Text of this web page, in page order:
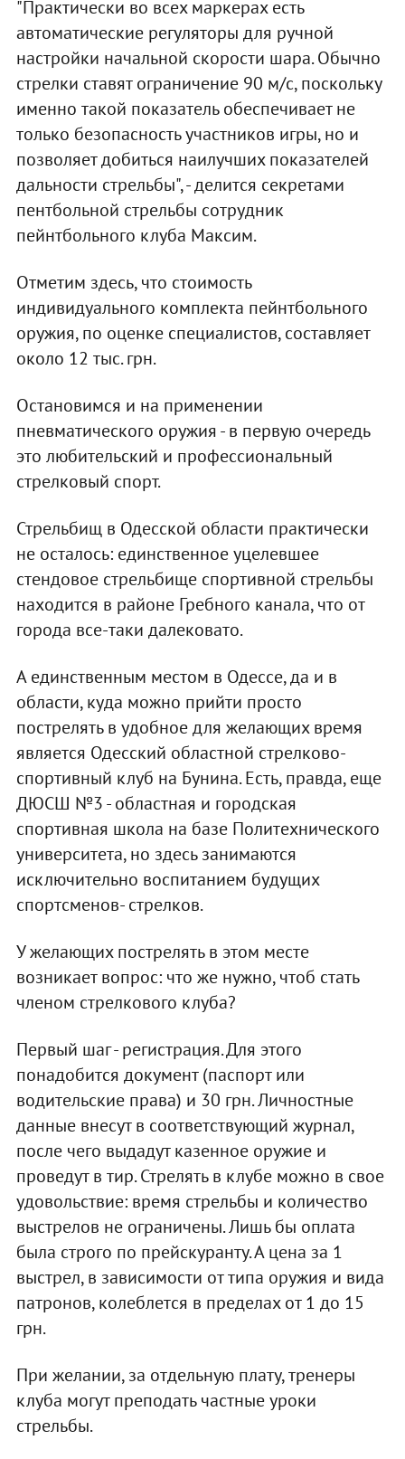
"Практически во всех маркерах есть
автоматические регуляторы для ручной
настройки начальной скорости шара. Обычно
стрелки ставят ограничение 90 м/с, поскольку
именно такой показатель обеспечивает не
только безопасность участников игры, но и
позволяет добиться наилучших показателей
дальности стрельбы", - делится секретами
пентбольной стрельбы сотрудник
пейнтбольного клуба Максим.
Отметим здесь, что стоимость
индивидуального комплекта пейнтбольного
оружия, по оценке специалистов, составляет
около 12 тыс. грн.
Остановимся и на применении
пневматического оружия - в первую очередь
это любительский и профессиональный
стрелковый спорт.
Стрельбищ в Одесской области практически
не осталось: единственное уцелевшее
стендовое стрельбище спортивной стрельбы
находится в районе Гребного канала, что от
города все-таки далековато.
А единственным местом в Одессе, да и в
области, куда можно прийти просто
пострелять в удобное для желающих время
является Одесский областной стрелково-
спортивный клуб на Бунина. Есть, правда, еще
ДЮСШ №3 - областная и городская
спортивная школа на базе Политехнического
университета, но здесь занимаются
исключительно воспитанием будущих
спортсменов- стрелков.
У желающих пострелять в этом месте
возникает вопрос: что же нужно, чтоб стать
членом стрелкового клуба?
Первый шаг - регистрация. Для этого
понадобится документ (паспорт или
водительские права) и 30 грн. Личностные
данные внесут в соответствующий журнал,
после чего выдадут казенное оружие и
проведут в тир. Стрелять в клубе можно в свое
удовольствие: время стрельбы и количество
выстрелов не ограничены. Лишь бы оплата
была строго по прейскуранту. А цена за 1
выстрел, в зависимости от типа оружия и вида
патронов, колеблется в пределах от 1 до 15
грн.
При желании, за отдельную плату, тренеры
клуба могут преподать частные уроки
стрельбы.